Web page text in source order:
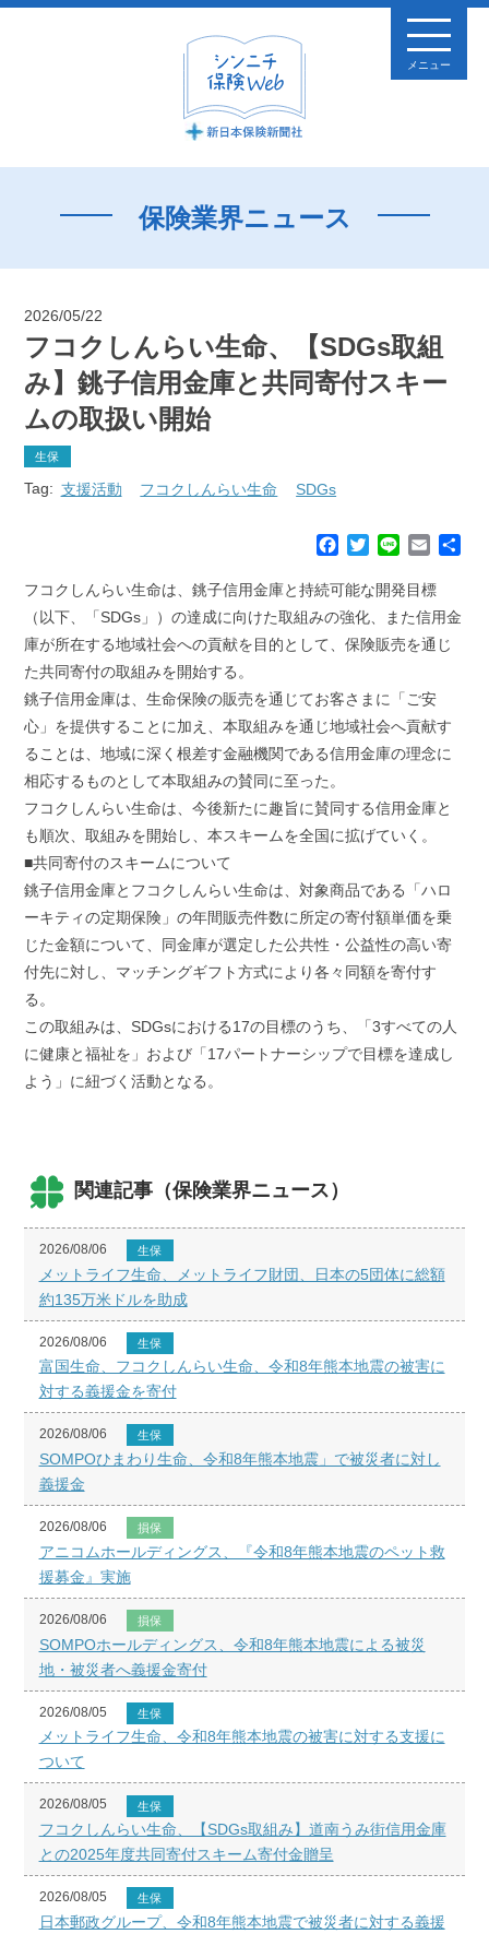
メニュー
保険業界ニュース
2026/05/22
フコクしんらい生命、【SDGs取組
み】銚子信用金庫と共同寄付スキー
ムの取扱い開始
生保
Tag: 支援活動 フコクしんらい生命 SDGs
c
e
o
k
T
i
e
n
e
E
a
i
フコクしんらい生命は、銚子信用金庫と持続可能な開発目標
（以下、「SDGs」）の達成に向けた取組みの強化、また信用金
庫が所在する地域社会への貢献を目的として、保険販売を通じ
た共同寄付の取組みを開始する。
銚子信用金庫は、生命保険の販売を通じてお客さまに「ご安
心」を提供することに加え、本取組みを通じ地域社会へ貢献す
ることは、地域に深く根差す金融機関である信用金庫の理念に
相応するものとして本取組みの賛同に至った。
フコクしんらい生命は、今後新たに趣旨に賛同する信用金庫と
も順次、取組みを開始し、本スキームを全国に拡げていく。
■共同寄付のスキームについて
銚子信用金庫とフコクしんらい生命は、対象商品である「ハロ
ーキティの定期保険」の年間販売件数に所定の寄付額単価を乗
じた金額について、同金庫が選定した公共性・公益性の高い寄
付先に対し、マッチングギフト方式により各々同額を寄付す
る。
この取組みは、SDGsにおける17の目標のうち、「3すべての人
に健康と福祉を」および「17パートナーシップで目標を達成し
よう」に紐づく活動となる。
関連記事（保険業界ニュース）
2026/08/06 生保
メットライフ生命、メットライフ財団、日本の5団体に総額
約135万米ドルを助成
2026/08/06 生保
富国生命、フコクしんらい生命、令和8年熊本地震の被害に
対する義援金を寄付
2026/08/06 生保
SOMPOひまわり生命、令和8年熊本地震」で被災者に対し
義援金
2026/08/06 損保
アニコムホールディングス、『令和8年熊本地震のペット救
援募金』実施
2026/08/06 損保
SOMPOホールディングス、令和8年熊本地震による被災
地・被災者へ義援金寄付
2026/08/05 生保
メットライフ生命、令和8年熊本地震の被害に対する支援に
ついて
2026/08/05 生保
フコクしんらい生命、【SDGs取組み】道南うみ街信用金庫
との2025年度共同寄付スキーム寄付金贈呈
2026/08/05 生保
日本郵政グループ、令和8年熊本地震で被災者に対する義援